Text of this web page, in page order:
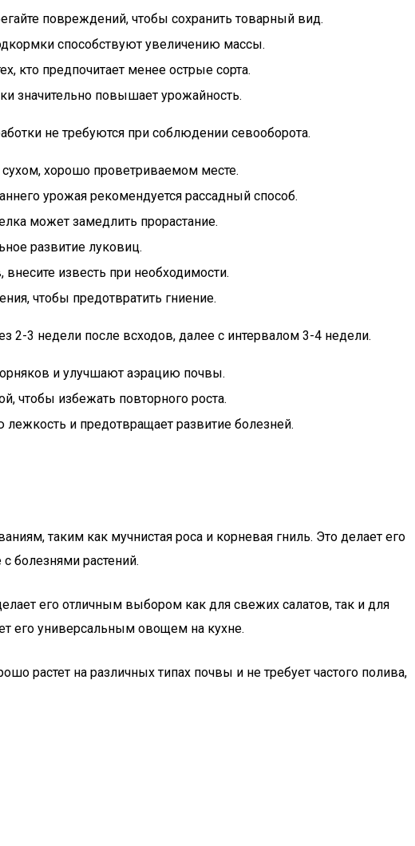
повреждений, чтобы сохранить товарный вид.
способствуют увеличению массы.
кто предпочитает менее острые сорта.
значительно повышает урожайность.
не требуются при соблюдении севооборота.
хорошо проветриваемом месте.
урожая рекомендуется рассадный способ.
может замедлить прорастание.
развитие луковиц.
внесите известь при необходимости.
чтобы предотвратить гниение.
2-3 недели после всходов, далее с интервалом 3-4 недели.
и улучшают аэрацию почвы.
чтобы избежать повторного роста.
и предотвращает развитие болезней.
таким как мучнистая роса и корневая гниль. Это делает его
болезнями растений.
его отличным выбором как для свежих салатов, так и для
его универсальным овощем на кухне.
растет на различных типах почвы и не требует частого полива,